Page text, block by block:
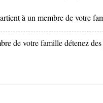
à un membre de votre
de votre famille détenez